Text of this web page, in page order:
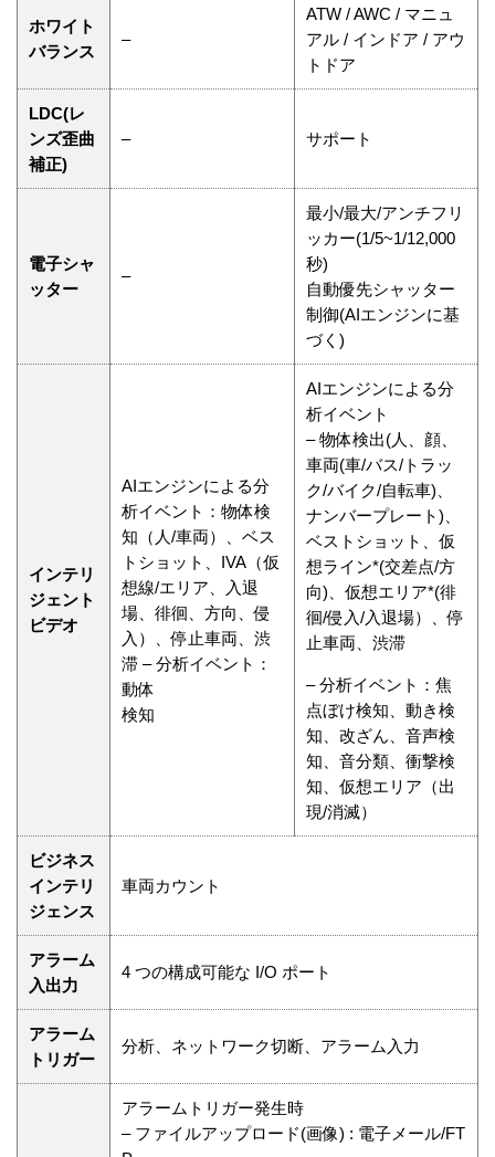
ホワイト
バランス
–
ATW / AWC / マニュ
アル / インドア / アウ
トドア
LDC(レ
ンズ歪曲
補正)
– サポート
電子シャ
ッター
–
最小/最大/アンチフリ
ッカー(1/5~1/12,000
秒)
自動優先シャッター
制御(AIエンジンに基
づく)
インテリ
ジェント
ビデオ
AIエンジンによる分
析イベント：物体検
知（人/車両）、ベス
トショット、IVA（仮
想線/エリア、入退
場、徘徊、方向、侵
入）、停止車両、渋
滞 – 分析イベント：
動体
検知
AIエンジンによる分
析イベント
– 物体検出(人、顔、
車両(車/バス/トラッ
ク/バイク/自転車)、
ナンバープレート)、
ベストショット、仮
想ライン*(交差点/方
向)、仮想エリア*(徘
徊/侵入/入退場）、停
止車両、渋滞
– 分析イベント：焦
点ぼけ検知、動き検
知、改ざん、音声検
知、音分類、衝撃検
知、仮想エリア（出
現/消滅）
ビジネス
インテリ
ジェンス
車両カウント
アラーム
入出力
4 つの構成可能な I/O ポート
アラーム
トリガー
分析、ネットワーク切断、アラーム入力
アラームトリガー発生時
– ファイルアップロード(画像) : 電子メール/FT